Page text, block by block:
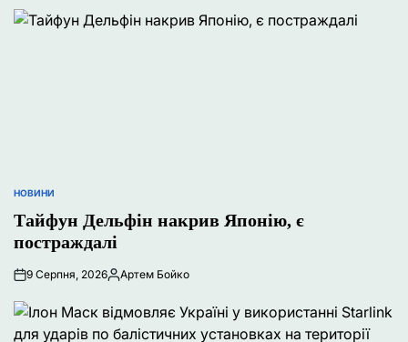
ОПУБЛІКУВАТИ
НОВИНИ
Тайфун Дельфін накрив Японію, є
постраждалі
9 Серпня, 2026Опубліковано
Артем Бойко